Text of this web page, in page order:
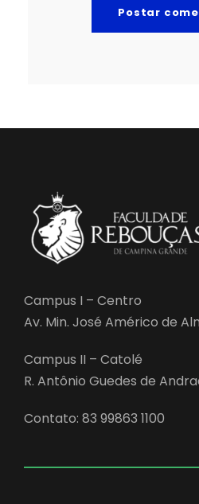
Campus I – Centro
Av. Min. José Américo de
Campus II – Catolé
R. Antônio Guedes de
Contato: 83 99863 1100